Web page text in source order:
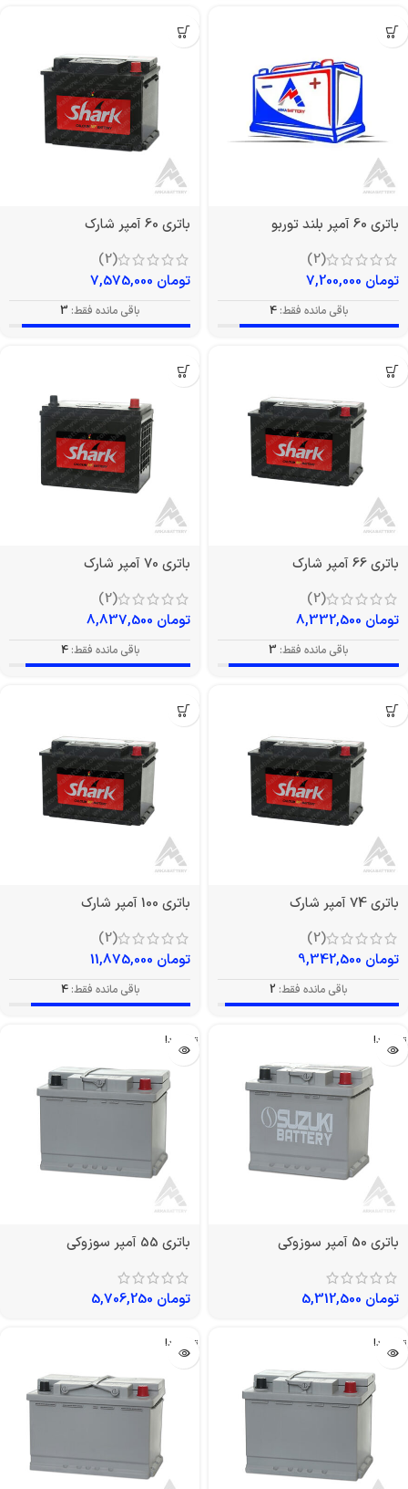
باتری 60 آمپر بلند توربو
(2)
تومان
باقی مانده فقط: 4
باتری 60 آمپر شارک
(2)
تومان
باقی مانده فقط: 3
باتری 66 آمپر شارک
(2)
تومان
باقی مانده فقط: 3
باتری 70 آمپر شارک
(2)
تومان
باقی مانده فقط: 4
باتری 74 آمپر شارک
(2)
تومان
باقی مانده فقط: 2
باتری 100 آمپر شارک
(2)
تومان
باقی مانده فقط: 4
تمام شد!
باتری 50 آمپر سوزوکی
تومان
تمام شد!
باتری 55 آمپر سوزوکی
تومان
تمام شد! تمام شد!